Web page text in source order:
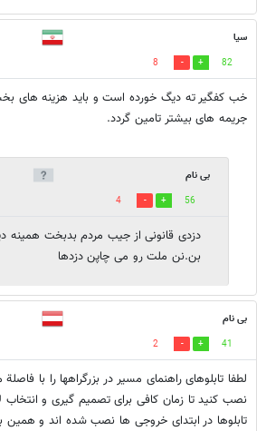
سیا
82
8
خب کفگیر ته دیگ خورده است و باید هزینه های
جریمه های بیشتر تامین گردد.
بی نام
56
4
دزدی قانونی از جیب مردم بدبخت همینه
بن.نن ملت رو می چاپن دزدها
بی نام
41
2
لطفا تابلوهای راهنمای مسیر در بزرگراهها را با
نصب کنید تا زمان کافی برای تصمیم گیری و
تابلوها در ابتدای خروجی ها نصب شده اند و همین